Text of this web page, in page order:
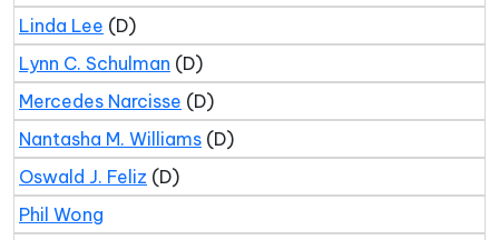
Linda Lee (D)
Lynn C. Schulman (D)
Mercedes Narcisse (D)
Nantasha M. Williams (D)
Oswald J. Feliz (D)
Phil Wong